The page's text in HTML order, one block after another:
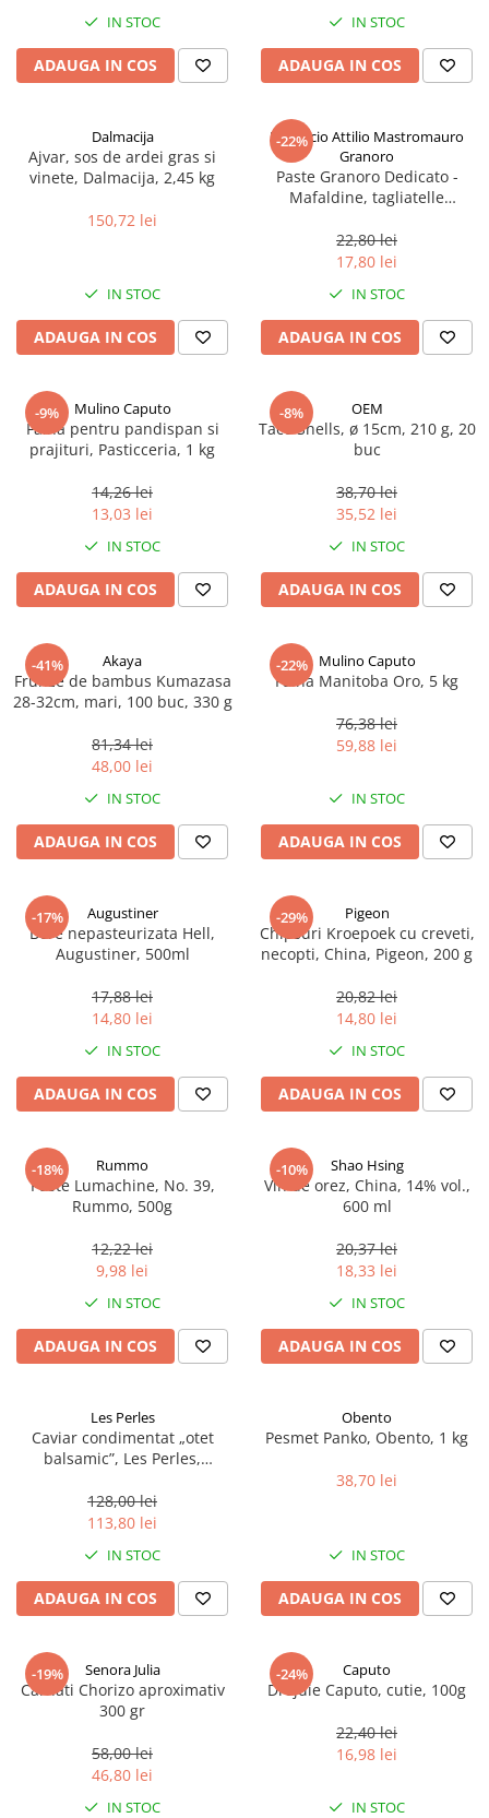
Spania / Cipru / Africa
Sare de mare din Oceanele Pacific
Sare de roca
Sare speciala
Specialitati din ulei
Terine si placinte
Uleiuri Premium
Uleiuri speciale/presate la rece
Ulei de masline extravirgin
Ulei Gegenbauer
Ulei Huilerie Beaujolaise
Ulei Wiberg Gastro
Prajitore paine
Gratare
IN STOC
ADAUGA IN COS
IN STOC
ADAUGA IN COS
Dalmacija
Ajvar, sos de ardei gras si
vinete, Dalmacija, 2,45 kg
150,72 lei
IN STOC
ADAUGA IN COS
-22%
Pastificio Attilio Mastromauro
Granoro
Paste Granoro Dedicato -
Mafaldine, tagliatelle
22,80 lei
17,80 lei
IN STOC
ADAUGA IN COS
-9% Mulino Caputo
Faina pentru pandispan si
prajituri, Pasticceria, 1 kg
14,26 lei
13,03 lei
IN STOC
ADAUGA IN COS
-8% OEM
Taco Shells, ø 15cm, 210 g, 20
buc
38,70 lei
35,52 lei
IN STOC
ADAUGA IN COS
-41% Akaya
Frunze de bambus Kumazasa
28-32cm, mari, 100 buc, 330 g
81,34 lei
48,00 lei
IN STOC
ADAUGA IN COS
-22% Mulino Caputo
Faina Manitoba Oro, 5 kg
76,38 lei
59,88 lei
IN STOC
ADAUGA IN COS
-17% Augustiner
Bere nepasteurizata Hell,
Augustiner, 500ml
17,88 lei
14,80 lei
IN STOC
ADAUGA IN COS
-29% Pigeon
Chipsuri Kroepoek cu creveti,
necopti, China, Pigeon, 200 g
20,82 lei
14,80 lei
IN STOC
ADAUGA IN COS
-18% Rummo
Paste Lumachine, No. 39,
Rummo, 500g
12,22 lei
9,98 lei
IN STOC
ADAUGA IN COS
-10% Shao Hsing
Vin de orez, China, 14% vol.,
600 ml
20,37 lei
18,33 lei
IN STOC
ADAUGA IN COS
Les Perles
Caviar condimentat „otet
balsamic”, Les Perles,
sferice, 200 g
128,00 lei
113,80 lei
IN STOC
ADAUGA IN COS
Obento
Pesmet Panko, Obento, 1 kg
38,70 lei
IN STOC
ADAUGA IN COS
-19% Senora Julia
Carnati Chorizo aproximativ
300 gr
58,00 lei
46,80 lei
IN STOC
-24% Caputo
Drojdie Caputo, cutie, 100g
22,40 lei
16,98 lei
IN STOC